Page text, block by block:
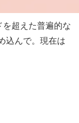
超えた普遍的な
込んで。現在は